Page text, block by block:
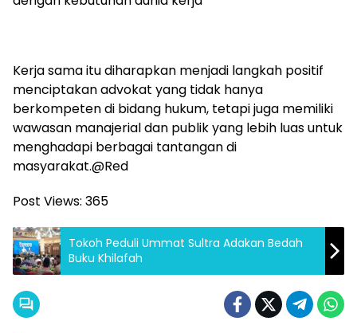
Kerja sama itu diharapkan menjadi langkah positif
menciptakan advokat yang tidak hanya
berkompeten di bidang hukum, tetapi juga memiliki
wawasan manajerial dan publik yang lebih luas untuk
menghadapi berbagai tantangan di
masyarakat.@Red
Post Views: 365
Tokoh Peduli Ummat Sultra Adakan Bedah
Buku Khilafah